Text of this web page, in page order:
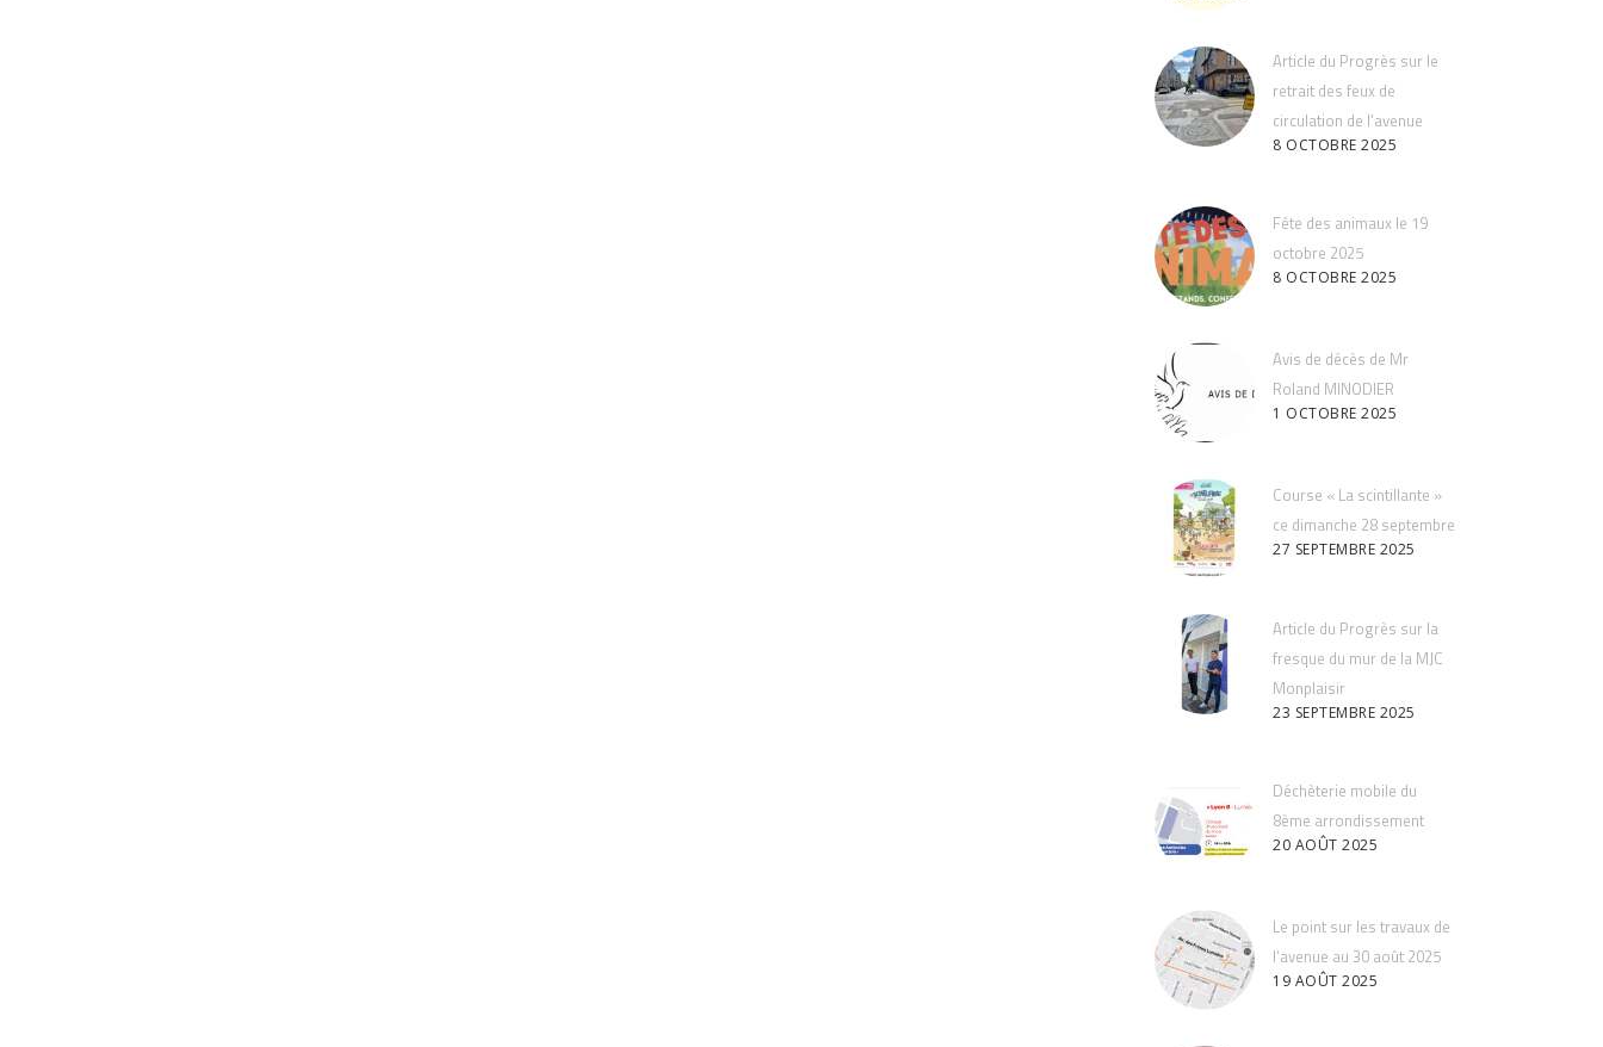
Article du Progrès sur le
retrait des feux de
circulation de l’avenue
8 OCTOBRE 2025
Fête des animaux le 19
octobre 2025
8 OCTOBRE 2025
Avis de décès de Mr
Roland MINODIER
1 OCTOBRE 2025
Course « La scintillante »
ce dimanche 28 septembre
27 SEPTEMBRE 2025
Article du Progrès sur la
fresque du mur de la MJC
Monplaisir
23 SEPTEMBRE 2025
Déchèterie mobile du
8ème arrondissement
20 AOÛT 2025
Le point sur les travaux de
l’avenue au 30 août 2025
19 AOÛT 2025